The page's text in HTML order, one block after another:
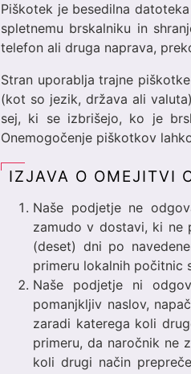
Piškotek je besedilna
spletnemu brskalniku in
telefon ali druga naprava,
Stran uporablja trajne
(kot so jezik, država ali
sej, ki se izbrišejo, ko je
Onemogočenje piškotkov
IZJAVA O OMEJITVI
Naše podjetje ne
zamudo v dostavi, ki ne
(deset) dni po
primeru lokalnih počitnic
Naše podjetje ni
pomanjkljiv naslov,
zaradi katerega koli
primeru, da naročnik ne
koli drugi način